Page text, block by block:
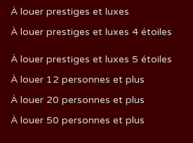
À louer prestiges et luxes
À louer prestiges et luxes 4 étoiles
À louer prestiges et luxes 5 étoiles
À louer 12 personnes et plus
À louer 20 personnes et plus
À louer 50 personnes et plus